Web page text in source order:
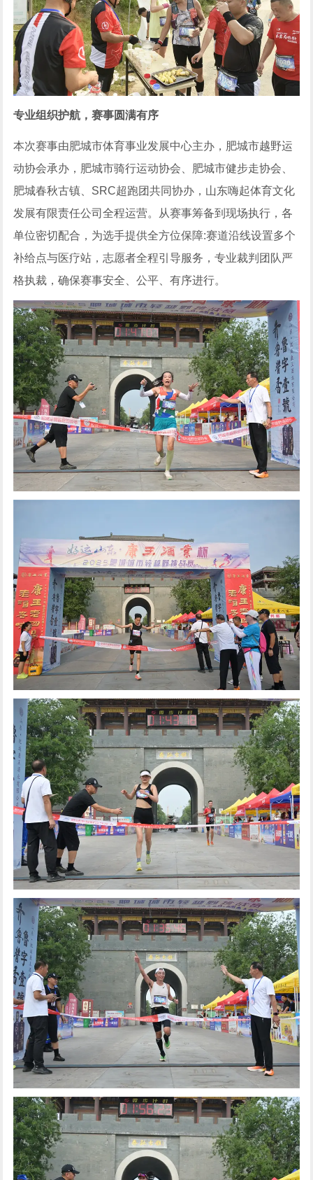
专业组织护航，赛事圆满有序
本次赛事由肥城市体育事业发展中心主办，肥城市越野运
动协会承办，肥城市骑行运动协会、肥城市健步走协会、
肥城春秋古镇、SRC超跑团共同协办，山东嗨起体育文化
发展有限责任公司全程运营。从赛事筹备到现场执行，各
单位密切配合，为选手提供全方位保障:赛道沿线设置多个
补给点与医疗站，志愿者全程引导服务，专业裁判团队严
格执裁，确保赛事安全、公平、有序进行。